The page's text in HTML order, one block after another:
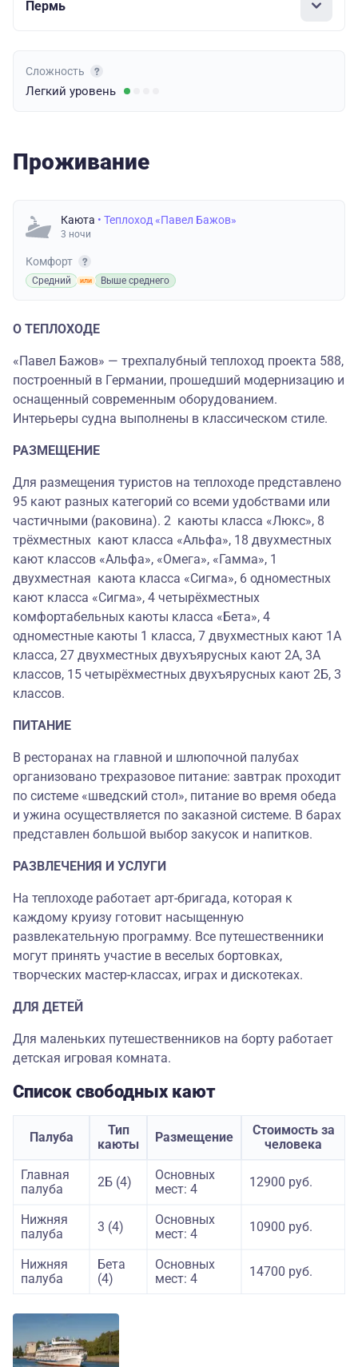
Пермь
Сложность
Легкий уровень
Проживание
Каюта • Теплоход «Павел Бажов»
3 ночи
Комфорт
Средний Выше среднего
О ТЕПЛОХОДЕ
«Павел Бажов» — трехпалубный теплоход проекта 588,
построенный в Германии, прошедший модернизацию и
оснащенный современным оборудованием.
Интерьеры судна выполнены в классическом стиле.
РАЗМЕЩЕНИЕ
Для размещения туристов на теплоходе представлено
95 кают разных категорий со всеми удобствами или
частичными (раковина). 2 каюты класса «Люкс», 8
трёхместных кают класса «Альфа», 18 двухместных
кают классов «Альфа», «Омега», «Гамма», 1
двухместная каюта класса «Сигма», 6 одноместных
кают класса «Сигма», 4 четырёхместных
комфортабельных каюты класса «Бета», 4
одноместные каюты 1 класса, 7 двухместных кают 1А
класса, 27 двухместных двухъярусных кают 2А, 3А
классов, 15 четырёхместных двухъярусных кают 2Б, 3
классов.
ПИТАНИЕ
В ресторанах на главной и шлюпочной палубах
организовано трехразовое питание: завтрак проходит
по системе «шведский стол», питание во время обеда
и ужина осуществляется по заказной системе. В барах
представлен большой выбор закусок и напитков.
РАЗВЛЕЧЕНИЯ И УСЛУГИ
На теплоходе работает арт-бригада, которая к
каждому круизу готовит насыщенную
развлекательную программу. Все путешественники
могут принять участие в веселых бортовках,
творческих мастер-классах, играх и дискотеках.
ДЛЯ ДЕТЕЙ
Для маленьких путешественников на борту работает
детская игровая комната.
Список свободных кают
Палуба
Тип
каюты
Размещение
Стоимость за
человека
Главная
палуба
2Б (4)
Основных
мест: 4
12900 руб.
Нижняя
палуба
3 (4)
Основных
мест: 4
10900 руб.
Нижняя
палуба
Бета
(4)
Основных
мест: 4
14700 руб.